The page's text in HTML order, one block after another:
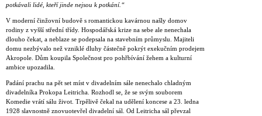
potkávali lidé, kteří jinde nejsou k potkání.“
V moderní činžovní budově s romantickou kavárnou našly domov
rodiny z vyšší střední třídy. Hospodářská krize na sebe ale nenechala
dlouho čekat, a neblaze se podepsala na stavebním průmyslu. Majiteli
domu nezbývalo než vzniklé dluhy částečně pokrýt exekučním prodejem
Akropole. Dům koupila Společnost pro pohřbívání žehem a kulturní
ambice upozadila.
Padání prachu na pět set míst v divadelním sále nenechalo chladným
divadelníka Prokopa Leitricha. Rozhodl se, že se svým souborem
Komedie vrátí sálu život. Trpělivě čekal na udělení koncese a 23. ledna
1928 slavnostně znovuotevřel divadelní sál. Od Leitricha sál převzal